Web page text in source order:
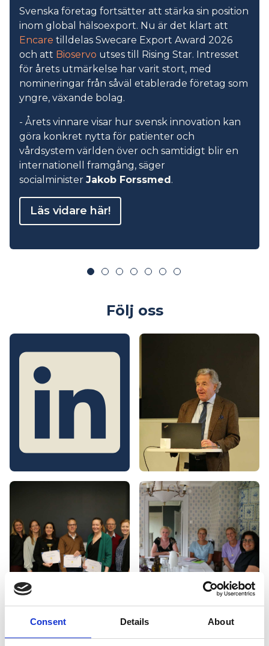
Consent Details About
Svenska företag fortsätter att stärka sin position
inom global hälsoexport. Nu är det klart att
Encare tilldelas Swecare Export Award 2026
och att Bioservo utses till Rising Star. Intresset
för årets utmärkelse har varit stort, med
nomineringar från såväl etablerade företag som
yngre, växande bolag.
- Årets vinnare visar hur svensk innovation kan
göra konkret nytta för patienter och
vårdsystem världen över och samtidigt blir en
internationell framgång, säger
socialminister Jakob Forssmed.
Läs vidare här!
Följ oss